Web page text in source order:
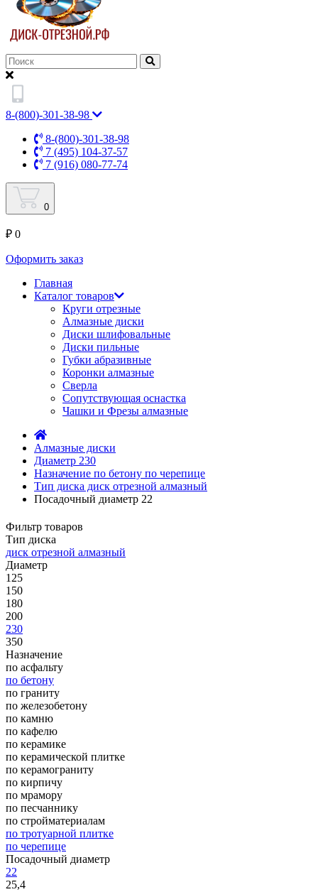
8-(800)-301-38-98
8-(800)-301-38-98
7 (495) 104-37-57
7 (916) 080-77-74
0
₽ 0
Оформить заказ
Главная
Каталог товаров
Круги отрезные
Алмазные диски
Диски шлифовальные
Диски пильные
Губки абразивные
Коронки алмазные
Сверла
Сопутствующая оснастка
Чашки и Фрезы алмазные
Алмазные диски
Диаметр 230
Назначение по бетону по черепице
Тип диска диск отрезной алмазный
Посадочный диаметр 22
Фильтр товаров
Тип диска
диск отрезной алмазный
Диаметр
125
150
180
200
230
350
Назначение
по асфальту
по бетону
по граниту
по железобетону
по камню
по кафелю
по керамике
по керамической плитке
по керамограниту
по кирпичу
по мрамору
по песчаннику
по стройматериалам
по тротуарной плитке
по черепице
Посадочный диаметр
22
25,4